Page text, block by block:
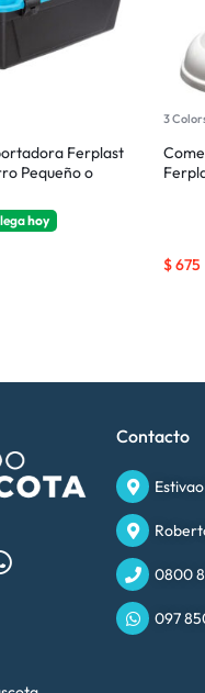
Ferplast
Pequeño o
hoy
3
$675
Contacto
0800
097